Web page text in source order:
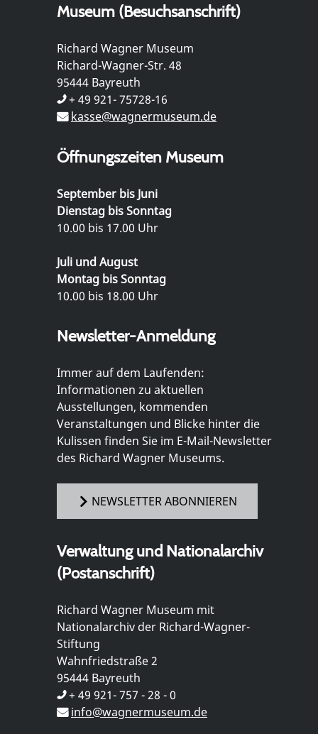
Museum (Besuchsanschrift)
Richard Wagner Museum
Richard-Wagner-Str. 48
95444 Bayreuth
+ 49 921- 75728-16
kasse@wagnermuseum.de
Öffnungszeiten Museum
September bis Juni
Dienstag bis Sonntag
10.00 bis 17.00 Uhr
Juli und August
Montag bis Sonntag
10.00 bis 18.00 Uhr
Newsletter-Anmeldung
Immer auf dem Laufenden:
Informationen zu aktuellen
Ausstellungen, kommenden
Veranstaltungen und Blicke hinter die
Kulissen finden Sie im E-Mail-Newsletter
des Richard Wagner Museums.
NEWSLETTER ABONNIEREN
Verwaltung und Nationalarchiv
(Postanschrift)
Richard Wagner Museum mit
Nationalarchiv der Richard-Wagner-
Stiftung
Wahnfriedstraße 2
95444 Bayreuth
+ 49 921- 757 - 28 - 0
info@wagnermuseum.de